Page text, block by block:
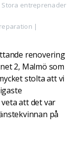
Stora entreprenader
|
renovering
2, Malmö som
stolta att vi
att det var
på